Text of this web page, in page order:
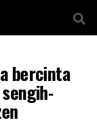
bercinta